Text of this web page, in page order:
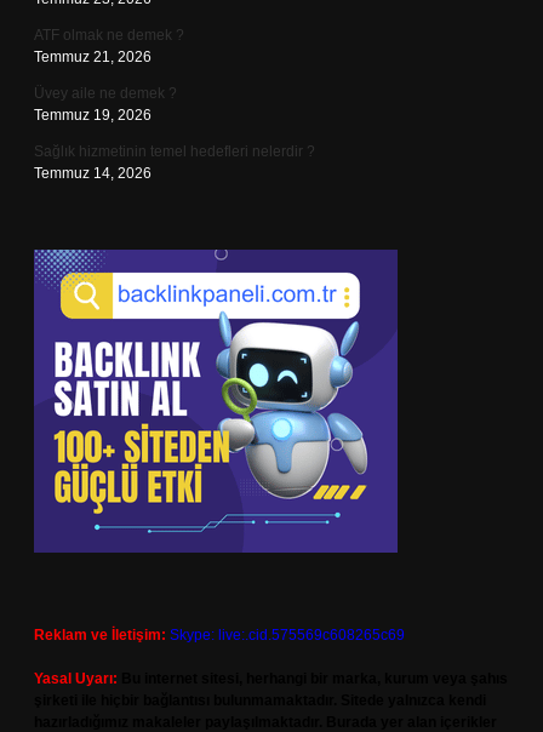
ATF olmak ne demek ?
Temmuz 21, 2026
Üvey aile ne demek ?
Temmuz 19, 2026
Sağlık hizmetinin temel hedefleri nelerdir ?
Temmuz 14, 2026
Reklam ve İletişim: Skype: live:.cid.575569c608265c69
Yasal Uyarı: